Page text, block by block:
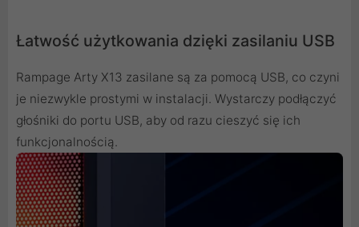
Łatwość użytkowania dzięki zasilaniu USB
Rampage Arty X13 zasilane są za pomocą USB, co czyni
je niezwykle prostymi w instalacji. Wystarczy podłączyć
głośniki do portu USB, aby od razu cieszyć się ich
funkcjonalnością.